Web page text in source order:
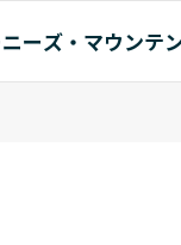
ーズ・マウンテ